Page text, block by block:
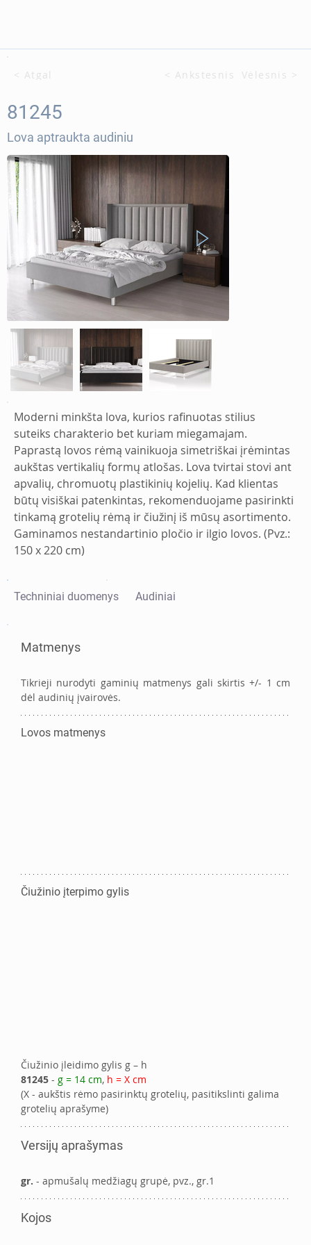
< Atgal < Ankstesnis Vėlesnis >
81245
Lova aptraukta audiniu
Moderni minkšta lova, kurios rafinuotas stilius
suteiks charakterio bet kuriam miegamajam.
Paprastą lovos rėmą vainikuoja simetriškai įrėmintas
aukštas vertikalių formų atlošas. Lova tvirtai stovi ant
apvalių, chromuotų plastikinių kojelių. Kad klientas
būtų visiškai patenkintas, rekomenduojame pasirinkti
tinkamą grotelių rėmą ir čiužinį iš mūsų asortimento.
Gaminamos nestandartinio pločio ir ilgio lovos. (Pvz.:
150 x 220 cm)
Techniniai duomenys Audiniai
Matmenys
Tikrieji nurodyti gaminių matmenys gali skirtis +/- 1 cm
dėl audinių įvairovės.
Lovos matmenys
Čiužinio įterpimo gylis
Čiužinio įleidimo gylis g – h
81245 - g = 14 cm, h = X cm
(X - aukštis rėmo pasirinktų grotelių, pasitikslinti galima
grotelių aprašyme)
Versijų aprašymas
gr. - apmušalų medžiagų grupė, pvz., gr.1
Kojos